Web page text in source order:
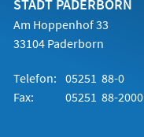
STADT PADERBORN
Am Hoppenhof 33
33104 Paderborn
Telefon: 05251 88-0
Fax:
05251 88-2000